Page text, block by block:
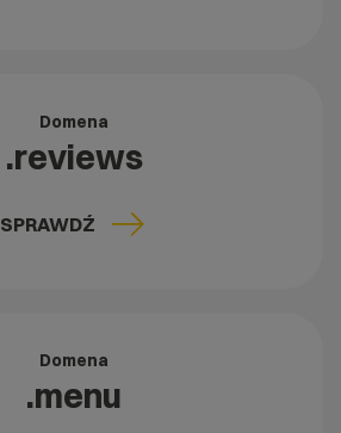
Domena
.reviews
SPRAWDŹ
Domena
.menu